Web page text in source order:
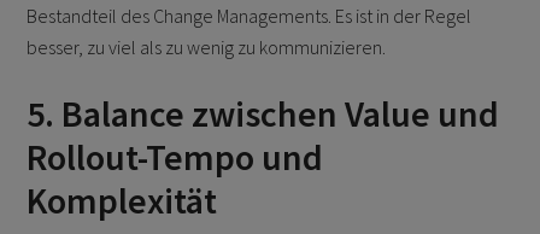
Bestandteil des Change Managements. Es ist in der Regel
besser, zu viel als zu wenig zu kommunizieren.
5. Balance zwischen Value und
Rollout-Tempo und
Komplexität